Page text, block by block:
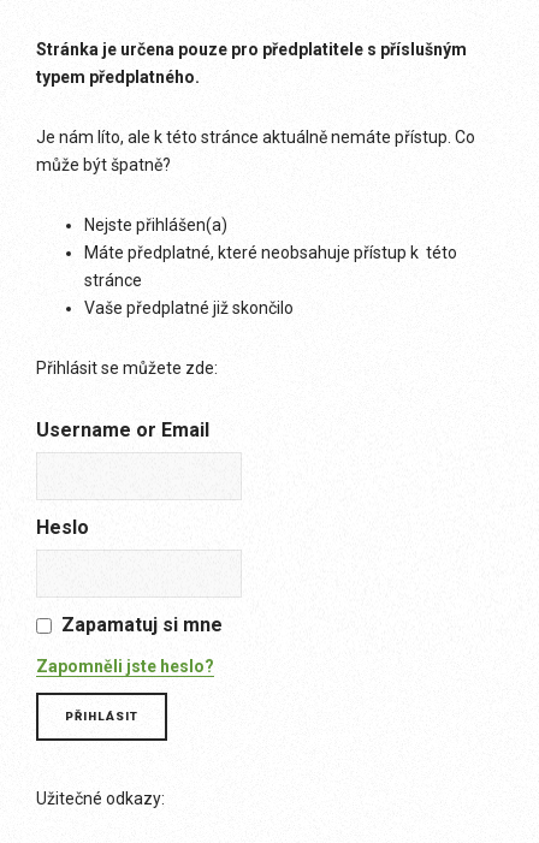
Stránka je určena pouze pro předplatitele s příslušným
typem předplatného.
Je nám líto, ale k této stránce aktuálně nemáte přístup. Co
může být špatně?
Nejste přihlášen(a)
Máte předplatné, které neobsahuje přístup k této
stránce
Vaše předplatné již skončilo
Přihlásit se můžete zde:
Username or Email
Heslo
Zapamatuj si mne
Zapomněli jste heslo?
Užitečné odkazy: